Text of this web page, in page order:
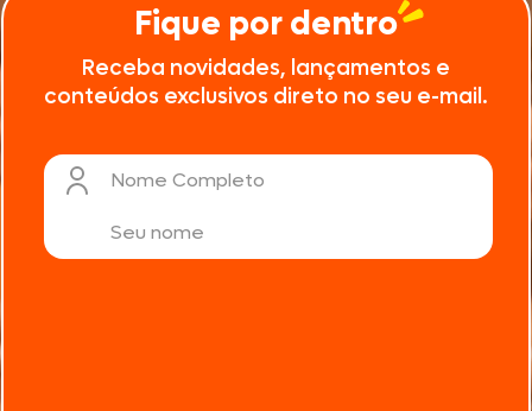
Fique por dentro
Receba novidades, lançamentos e
conteúdos exclusivos direto no seu e-mail.
Nome Completo